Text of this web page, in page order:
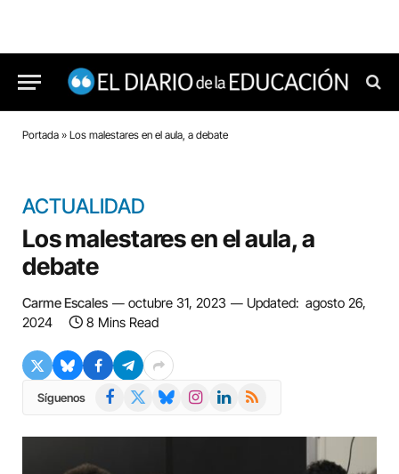
Portada » Los malestares en el aula, a debate
ACTUALIDAD
Los malestares en el aula, a
debate
Carme Escales octubre 31, 2023 Updated: agosto 26,
2024
8 Mins Read
Síguenos Facebook BlueskyInstagramLinkedIn
RSS